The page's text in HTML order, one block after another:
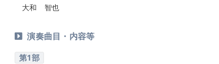
大和 智也
演奏曲目・内容等
第1部